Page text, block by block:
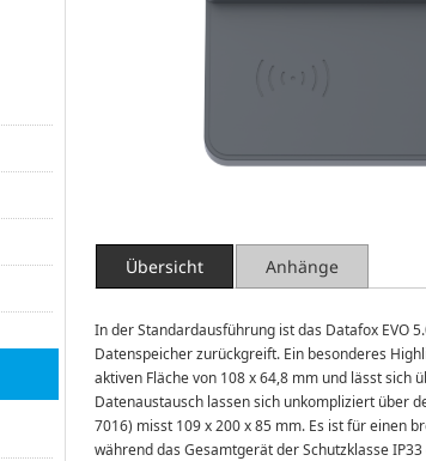
Übersicht Anhänge
In der Standardausführung ist das Datafox EVO
Datenspeicher zurückgreift. Ein besonderes
aktiven Fläche von 108 x 64,8 mm und lässt
Datenaustausch lassen sich unkompliziert über
7016) misst 109 x 200 x 85 mm. Es ist für einen
während das Gesamtgerät der Schutzklasse